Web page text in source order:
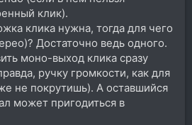
клик).
клика нужна, тогда для чего
Достаточно ведь одного.
моно-выход клика сразу
ручку громкости, как для
не покрутишь). А оставшийся
может пригодиться в